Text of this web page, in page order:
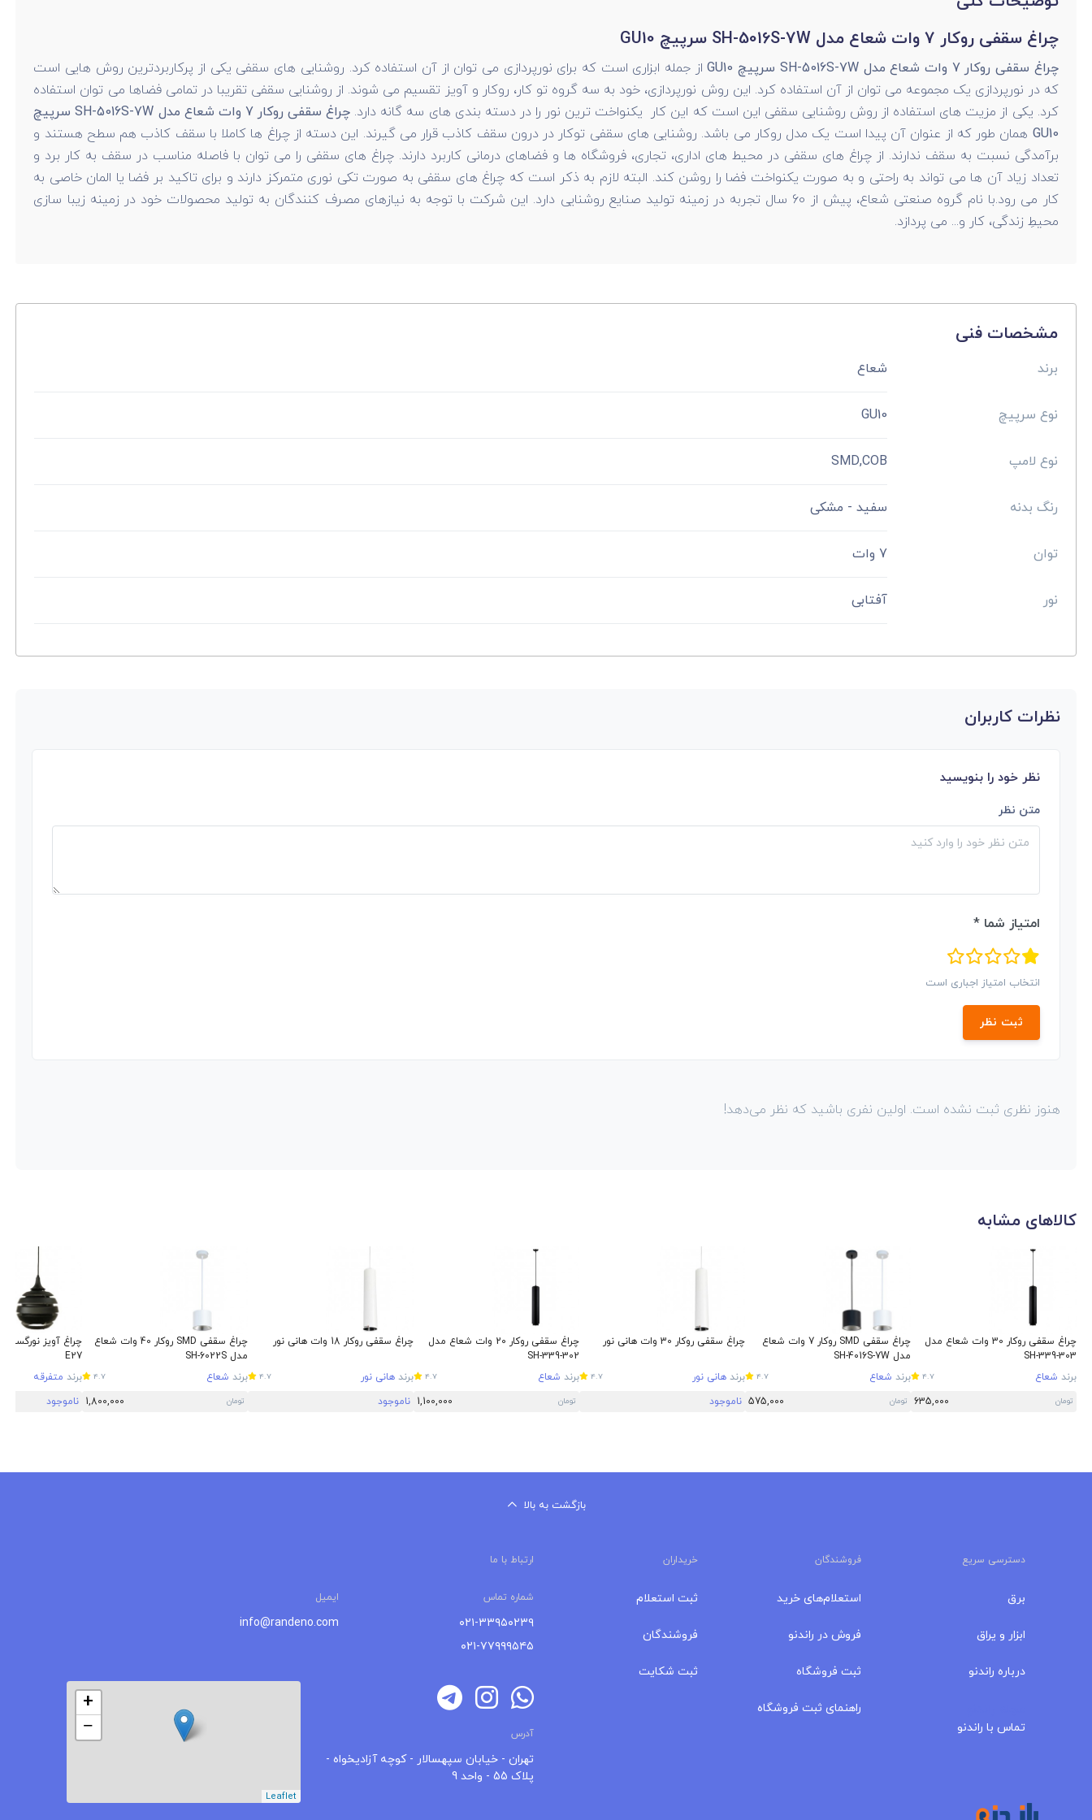
چراغ سقفی روکار 7 وات شعاع مدل SH-5016S-7W سرپیچ GU10
چراغ سقفی روکار 7 وات شعاع مدل SH-5016S-7W سرپیچ GU10
از جمله ابزاری است که برای نورپردازی می توان از آن استفاده کرد. روشنایی های سقفی یکی از پرکاربردترین روش هایی است
که در نورپردازی یک مجموعه می توان از آن استفاده کرد. این روش نورپردازی، خود به سه گروه تو کار، روکار و آویز تقسیم می شوند. از روشنایی سقفی تقریبا در تمامی فضاها می توان استفاده
کرد. یکی از مزیت های استفاده از روش روشنایی سقفی این است که این کار یکنواخت ترین نور را در دسته بندی های سه گانه دارد.
چراغ سقفی روکار 7 وات شعاع مدل SH-5016S-7W سرپیچ
GU10 همان طور که از عنوان آن پیدا است یک مدل روکار می باشد. روشنایی های سقفی توکار در درون سقف کاذب قرار می گیرند. این دسته از چراغ ها کاملا با سقف کاذب هم سطح هستند و
برآمدگی نسبت به سقف ندارند. از چراغ های سقفی در محیط های اداری، تجاری، فروشگاه ها و فضاهای درمانی کاربرد دارند. چراغ های سقفی را می توان با فاصله مناسب در سقف به کار برد و
تعداد زیاد آن ها می تواند به راحتی و به صورت یکنواخت فضا را روشن کند. البته لازم به ذکر است که چراغ های سقفی به صورت تکی نوری متمرکز دارند و برای تاکید بر فضا یا المان خاصی به
کار می رود.با نام گروه صنعتی شعاع، پيش از 60 سال تجربه در زمینه توليد صنايع روشنايی دارد. اين شرکت با توجه به نیازهای مصرف کنندگان به تولید محصولات خود در زمینه زیبا سازی
محيطِ زندگی، كار و... می پردازد.
مشخصات فنی
برند شعاع
نوع سرپیچ GU10
نوع لامپ SMD,COB
رنگ بدنه سفید - مشکی
توان 7 وات
نور آفتابی
نظرات کاربران
نظر خود را بنویسید
متن نظر
امتیاز شما *
انتخاب امتیاز اجباری است
ثبت نظر
هنوز نظری ثبت نشده است. اولین نفری باشید که نظر می‌دهد!
کالاهای مشابه
چراغ سقفی روکار 30 وات شعاع مدل
SH-339-303
برند شعاع 4.7
تومان 635,000
چراغ سقفی SMD روکار 7 وات شعاع
مدل SH-4016S-7W
برند شعاع 4.7
تومان 575,000
چراغ سقفی روکار 30 وات هانی نور
برند هانی نور 4.7
ناموجود
چراغ سقفی روکار 20 وات شعاع مدل
SH-339-302
برند شعاع 4.7
تومان 1,100,000
چراغ سقفی روکار 18 وات هانی نور
برند هانی نور 4.7
ناموجود
چراغ سقفی SMD روکار 40 وات شعاع
مدل SH-6022S
برند شعاع 4.7
تومان 1,800,000
E27
برند متفرقه
ناموجود
بازگشت به بالا
دسترسی سریع فروشندگان خریداران ارتباط با ما
برق
ابزار و یراق
درباره‌ راندنو
تماس با راندنو
استعلام‌های خرید
فروش در راندنو
ثبت فروشگاه
راهنمای ثبت فروشگاه
ثبت استعلام
فروشندگان
ثبت شکایت
شماره تماس ایمیل
۰۲۱-۳۳۹۵۰۲۳۹
۰۲۱-۷۷۹۹۹۵۴۵
info@randeno.com
آدرس
تهران - خیابان سپهسالار - کوچه آزادیخواه -
پلاک 55 - واحد 9
+
−
Leaflet